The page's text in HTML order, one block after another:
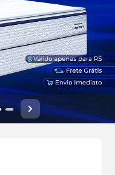
Próximo